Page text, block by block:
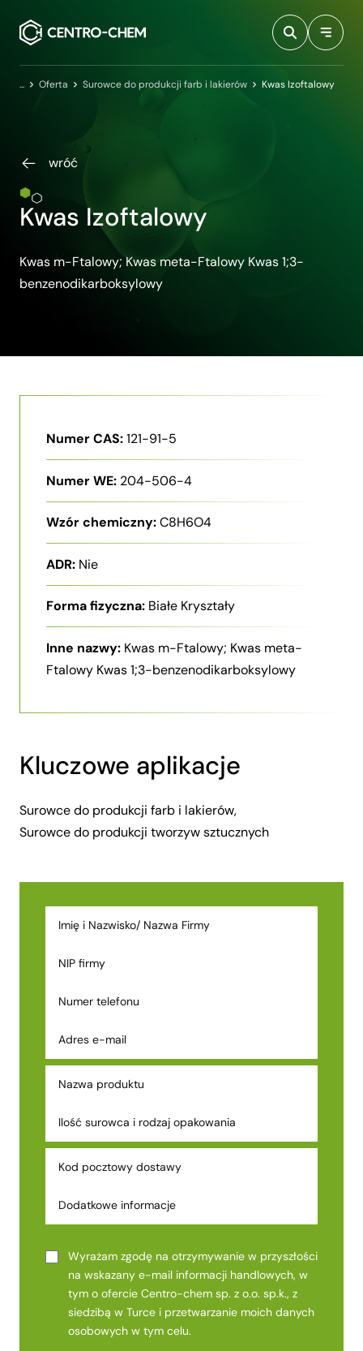
Centro-Chem
Oferta Surowce do produkcji farb i lakierów Kwas Izoftalowy
wróć
Kwas Izoftalowy
Kwas m-Ftalowy; Kwas meta-Ftalowy Kwas 1;3-
benzenodikarboksylowy
Numer CAS:121-91-5
Numer WE: 204-506-4
Wzór chemiczny:C8H6O4
ADR: Nie
Forma fizyczna: Białe Kryształy
Inne nazwy: Kwas m-Ftalowy; Kwas meta-
Ftalowy Kwas 1;3-benzenodikarboksylowy
Kluczowe aplikacje
Surowce do produkcji farb i lakierów,
Surowce do produkcji tworzyw sztucznych
Wyrażam zgodę na otrzymywanie w przyszłości
na wskazany e-mail informacji handlowych, w
tym o ofercie Centro-chem sp. z o.o. sp.k., z
siedzibą w Turce i przetwarzanie moich danych
osobowych w tym celu.